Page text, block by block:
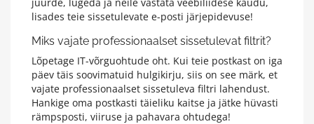
lisades teie sissetulevate e-posti järjepidevuse!
Miks vajate professionaalset sissetulevat filtrit?
Lõpetage IT-võrguohtude oht. Kui teie postkast on iga
päev täis soovimatuid hulgikirju, siis on see märk, et
vajate professionaalset sissetuleva filtri lahendust.
Hankige oma postkasti täieliku kaitse ja jätke hüvasti
rämpsposti, viiruse ja pahavara ohtudega!